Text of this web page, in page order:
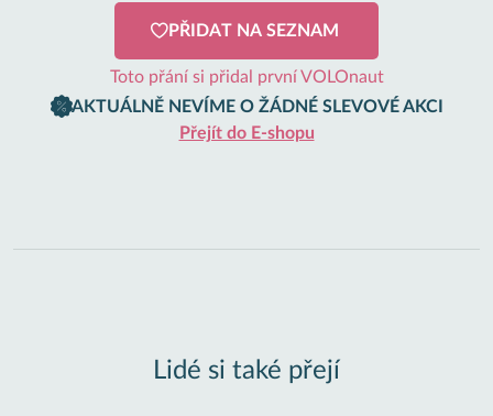
PŘIDAT NA SEZNAM
Toto přání si přidal první VOLOnaut
AKTUÁLNĚ NEVÍME O ŽÁDNÉ SLEVOVÉ AKCI
Přejít do E-shopu
Lidé si také přejí